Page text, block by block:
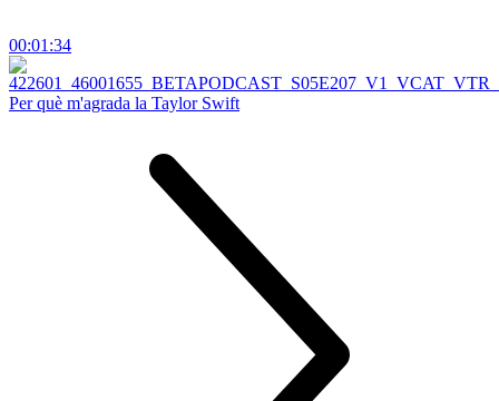
00:01:34
Per què m'agrada la Taylor Swift